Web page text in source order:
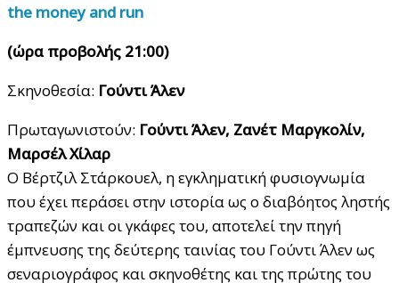
the money and run
(ώρα προβολής 21:00)
Σκηνοθεσία: Γούντι Άλεν
Πρωταγωνιστούν: Γούντι Άλεν, Ζανέτ Μαργκολίν,
Μαρσέλ Χίλαρ
O Βέρτζιλ Στάρκουελ, η εγκληματική φυσιογνωμία
που έχει περάσει στην ιστορία ως ο διαβόητος ληστής
τραπεζών και οι γκάφες του, αποτελεί την πηγή
έμπνευσης της δεύτερης ταινίας του Γούντι Άλεν ως
σεναριογράφος και σκηνοθέτης και της πρώτης του